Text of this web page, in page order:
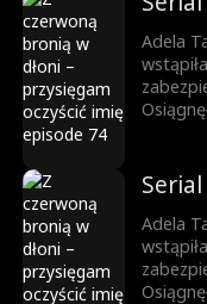
jako
drogę
Adela
brat ją
jako
drogę
Adela